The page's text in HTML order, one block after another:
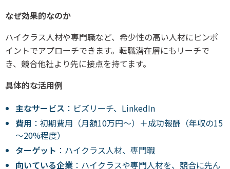
なぜ効果的なのか
ハイクラス人材や専門職など、希少性の高い人材にピンポ
イントでアプローチできます。転職潜在層にもリーチで
き、競合他社より先に接点を持てます。
具体的な活用例
主なサービス ：ビズリーチ、LinkedIn
費用 ：初期費用（月額10万円～）＋成功報酬（年収の15
～20%程度）
ターゲット ：ハイクラス人材、専門職
向いている企業 ：ハイクラスや専門人材を、競合に先ん